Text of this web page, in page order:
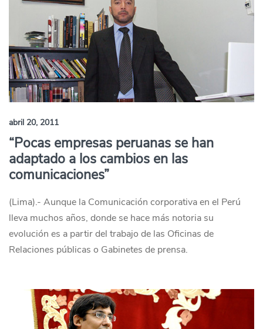
abril 20, 2011
“Pocas empresas peruanas se han
adaptado a los cambios en las
comunicaciones”
(Lima).- Aunque la Comunicación corporativa en el Perú
lleva muchos años, donde se hace más notoria su
evolución es a partir del trabajo de las Oficinas de
Relaciones públicas o Gabinetes de prensa.